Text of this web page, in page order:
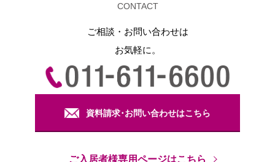
CONTACT
ご相談・お問い合わせは
お気軽に。
資料請求･お問い合わせはこちら
ご入居者様専用ページはこちら